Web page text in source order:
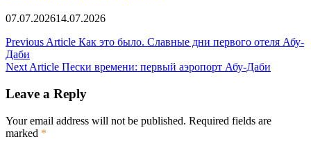
07.07.202614.07.2026
Post
navigation
Previous Article Как это было. Славные дни первого отеля Абу-
Даби
Next Article Пески времени: первый аэропорт Абу-Даби
Leave a Reply
Your email address will not be published. Required fields are
marked *